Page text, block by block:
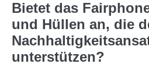
Bietet das
und Hüllen an, die
unterstützen?